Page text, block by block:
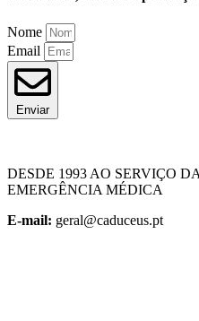
Nome
Email
Enviar
DESDE 1993 AO SERVIÇO
EMERGÊNCIA MÉDICA
E-mail: geral@caduceus.pt